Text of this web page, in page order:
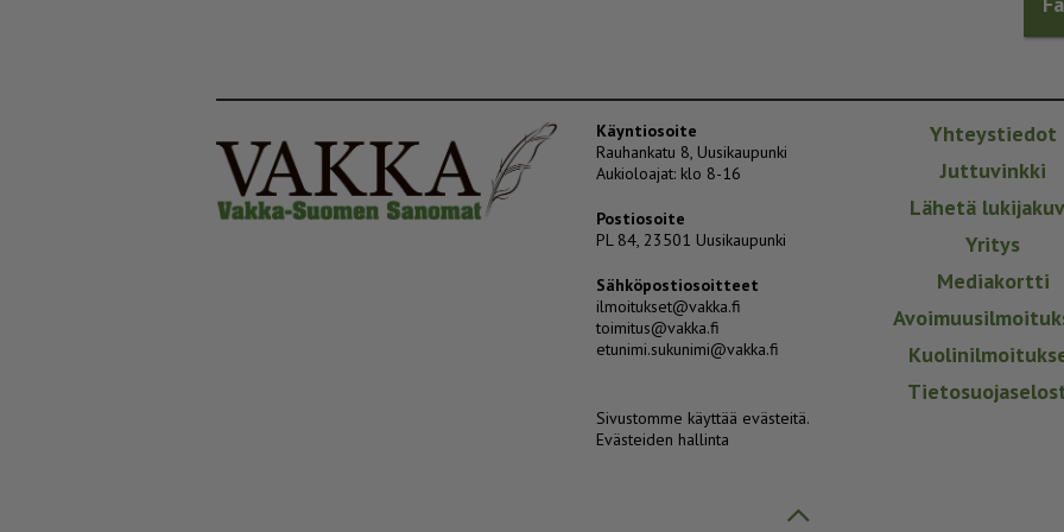
Käyntiosoite
Rauhankatu 8, Uusikaupunki
Aukioloajat: klo 8-16
Postiosoite
PL 84, 23501 Uusikaupunki
Sähköpostiosoitteet
ilmoitukset@vakka.fi
toimitus@vakka.fi
etunimi.sukunimi@vakka.fi
Sivustomme käyttää evästeitä.
Evästeiden hallinta
Yhteystiedot
Juttuvinkki
Lähetä
Yritys
Mediakortti